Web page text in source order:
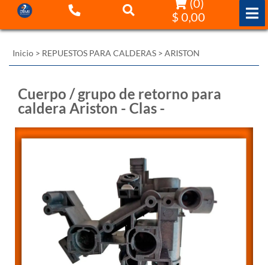
$ 0,00
Inicio > REPUESTOS PARA CALDERAS > ARISTON
Cuerpo / grupo de retorno para
caldera Ariston - Clas -